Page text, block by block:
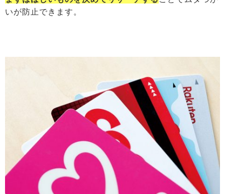
いが防止できます。